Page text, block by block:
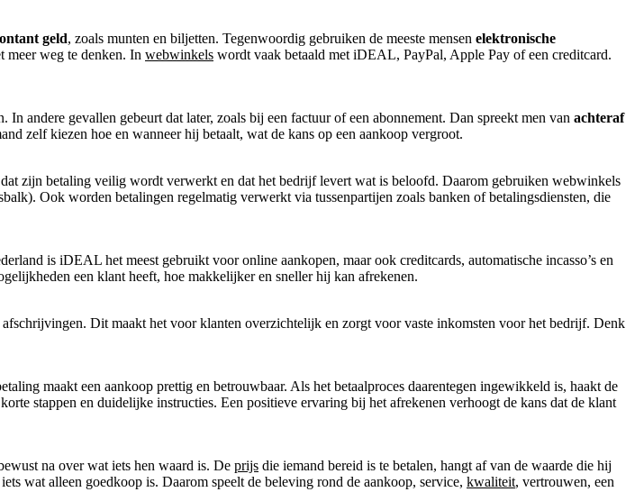
geld, zoals munten en biljetten. Tegenwoordig gebruiken de meeste mensen elektronische
meer weg te denken. In webwinkels wordt vaak betaald met iDEAL, PayPal, Apple Pay of een creditcard.
andere gevallen gebeurt dat later, zoals bij een factuur of een abonnement. Dan spreekt men van achteraf
zelf kiezen hoe en wanneer hij betaalt, wat de kans op een aankoop vergroot.
zijn betaling veilig wordt verwerkt en dat het bedrijf levert wat is beloofd. Daarom gebruiken webwinkels
Ook worden betalingen regelmatig verwerkt via tussenpartijen zoals banken of betalingsdiensten, die
is iDEAL het meest gebruikt voor online aankopen, maar ook creditcards, automatische incasso’s en
een klant heeft, hoe makkelijker en sneller hij kan afrekenen.
afschrijvingen. Dit maakt het voor klanten overzichtelijk en zorgt voor vaste inkomsten voor het bedrijf. Denk
maakt een aankoop prettig en betrouwbaar. Als het betaalproces daarentegen ingewikkeld is, haakt de
stappen en duidelijke instructies. Een positieve ervaring bij het afrekenen verhoogt de kans dat de klant
na over wat iets hen waard is. De prijs die iemand bereid is te betalen, hangt af van de waarde die hij
wat alleen goedkoop is. Daarom speelt de beleving rond de aankoop, service, kwaliteit, vertrouwen, een